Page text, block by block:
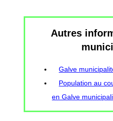
Autres
Galve
Population au
en Galve